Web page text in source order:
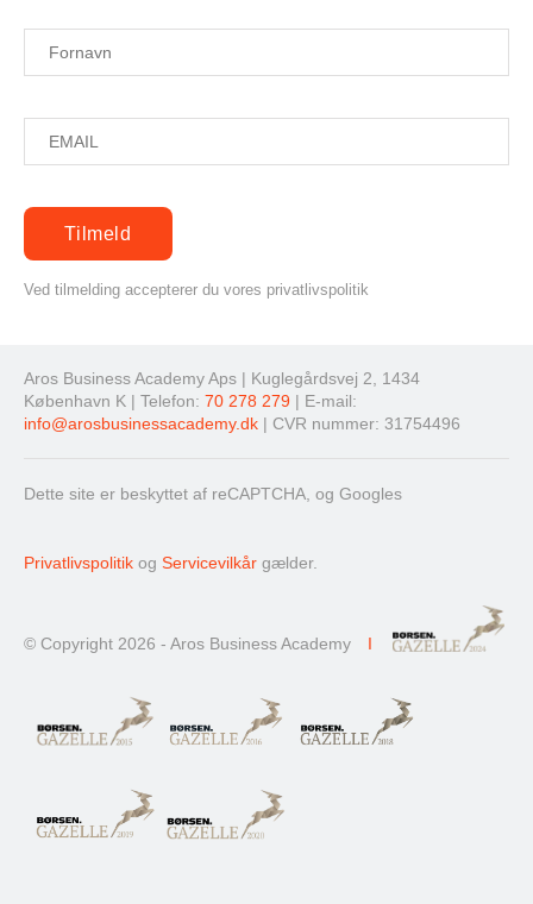
Ved tilmelding accepterer du vores privatlivspolitik
Aros Business Academy Aps | Kuglegårdsvej 2, 1434
København K | Telefon: 70 278 279 | E-mail:
info@arosbusinessacademy.dk | CVR nummer: 31754496
Dette site er beskyttet af reCAPTCHA, og Googles
Privatlivspolitik og Servicevilkår gælder.
© Copyright 2026 - Aros Business Academy I